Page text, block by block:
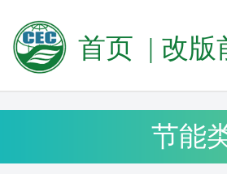
首页 | 改版
节能